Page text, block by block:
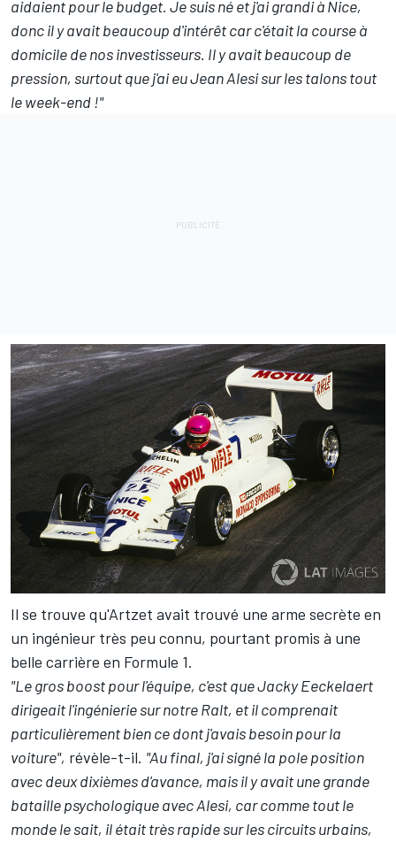
aidaient pour le budget. Je suis né et j'ai grandi à Nice,
donc il y avait beaucoup d'intérêt car c'était la course à
domicile de nos investisseurs. Il y avait beaucoup de
pression, surtout que j'ai eu Jean Alesi sur les talons tout
le week-end !"
Il se trouve qu'Artzet avait trouvé une arme secrète en
un ingénieur très peu connu, pourtant promis à une
belle carrière en Formule 1.
"Le gros boost pour l'équipe, c'est que Jacky Eeckelaert
dirigeait l'ingénierie sur notre Ralt, et il comprenait
particulièrement bien ce dont j'avais besoin pour la
voiture", révèle-t-il. "Au final, j'ai signé la pole position
avec deux dixièmes d'avance, mais il y avait une grande
bataille psychologique avec Alesi, car comme tout le
monde le sait, il était très rapide sur les circuits urbains,